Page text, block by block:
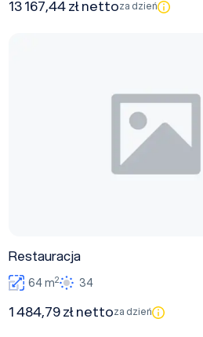
13 167,44 zł nettoza dzień
Restauracja
64 m2 34
1 484,79 zł nettoza dzień